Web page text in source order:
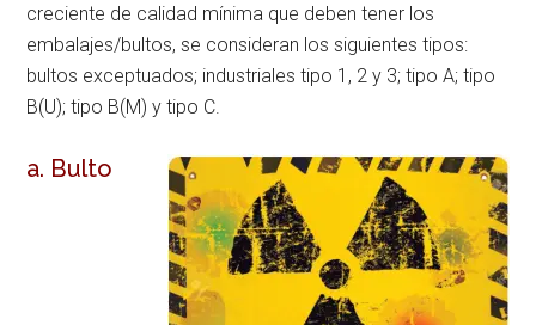
creciente de calidad mínima que deben tener los
embalajes/bultos, se consideran los siguientes tipos:
bultos exceptuados; industriales tipo 1, 2 y 3; tipo A; tipo
B(U); tipo B(M) y tipo C.
a. Bulto